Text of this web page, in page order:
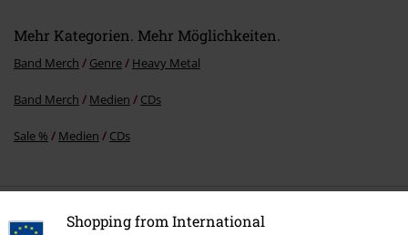
Shopping from International
Mehr Kategorien. Mehr Möglichkeiten.
Band Merch Genre Heavy Metal
Band Merch Medien CDs
Sale % Medien CDs